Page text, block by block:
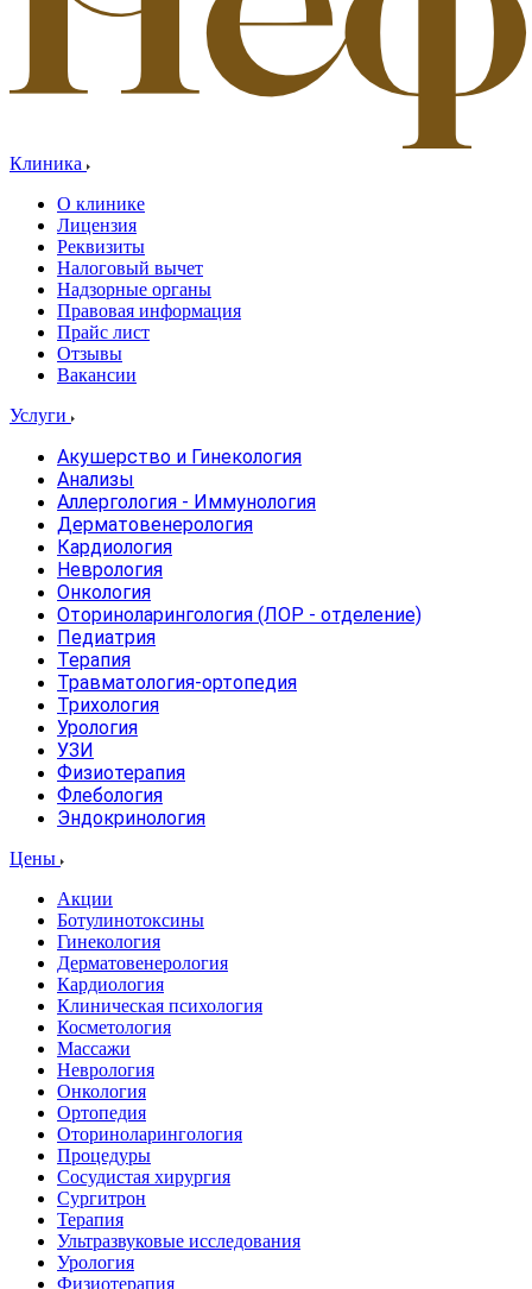
Клиника
О клинике
Лицензия
Реквизиты
Налоговый вычет
Надзорные органы
Правовая информация
Прайс лист
Отзывы
Вакансии
Услуги
Акушерство и Гинекология
Анализы
Аллергология - Иммунология
Дерматовенерология
Кардиология
Неврология
Онкология
Оториноларингология (ЛОР - отделение)
Педиатрия
Терапия
Травматология-ортопедия
Трихология
Урология
УЗИ
Физиотерапия
Флебология
Эндокринология
Цены
Акции
Ботулинотоксины
Гинекология
Дерматовенерология
Кардиология
Клиническая психология
Косметология
Массажи
Неврология
Онкология
Ортопедия
Оториноларингология
Процедуры
Сосудистая хирургия
Сургитрон
Терапия
Ультразвуковые исследования
Урология
Физиотерапия